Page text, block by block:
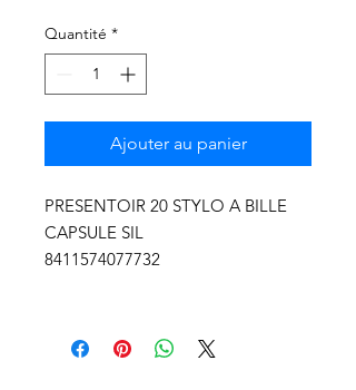
Quantité *
Ajouter au panier
PRESENTOIR 20 STYLO A BILLE
CAPSULE SIL
8411574077732